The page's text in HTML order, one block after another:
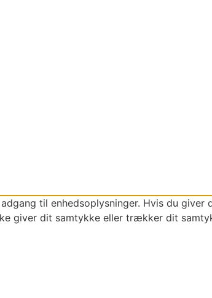
til enhedsoplysninger. Hvis du giver
giver dit samtykke eller trækker dit